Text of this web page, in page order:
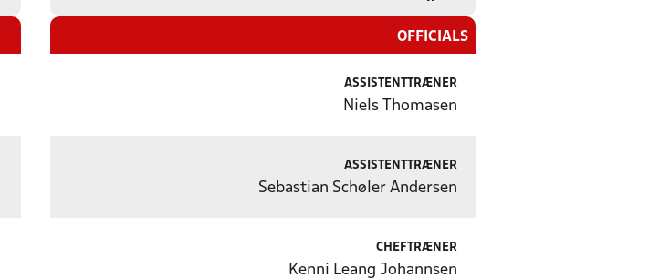
OFFICIALS
ASSISTENTTRÆNER
Niels Thomasen
ASSISTENTTRÆNER
Sebastian Schøler Andersen
CHEFTRÆNER
Kenni Leang Johannsen